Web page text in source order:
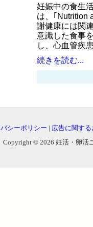
妊娠中の食生
は、｢Nutrition
謝健康には関
意識した食事
し、心血管疾
続きを読む...
シーポリシー | 広告に関す
Copyright © 2026 妊活・卵活